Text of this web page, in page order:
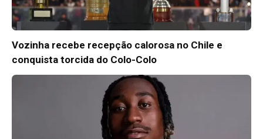
Vozinha recebe recepção calorosa no Chile e
conquista torcida do Colo-Colo